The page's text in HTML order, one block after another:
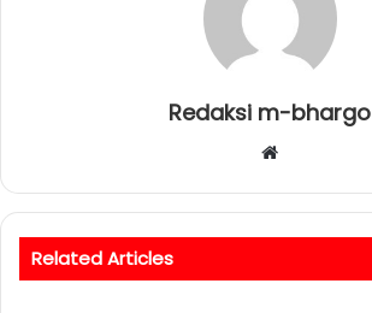
Redaksi m-bhargo
b
s
Related Articles